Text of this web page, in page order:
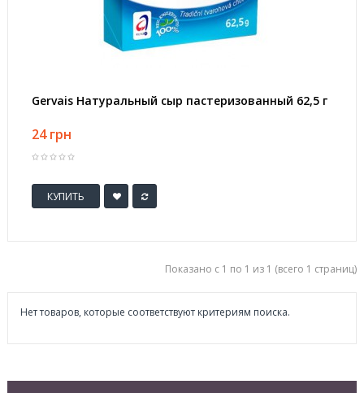
Gervais Натуральный сыр пастеризованный 62,5 г
24 грн
КУПИТЬ
Показано с 1 по 1 из 1 (всего 1 страниц)
Нет товаров, которые соответствуют критериям поиска.